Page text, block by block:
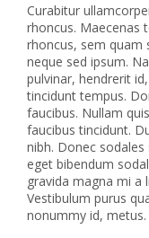
Curabitur
rhoncus. Maecenas
rhoncus, sem quam
neque sed ipsum.
pulvinar, hendrerit
tincidunt tempus.
faucibus. Nullam
faucibus tincidunt.
nibh. Donec
eget bibendum
gravida magna mi a
Vestibulum purus
nonummy id,